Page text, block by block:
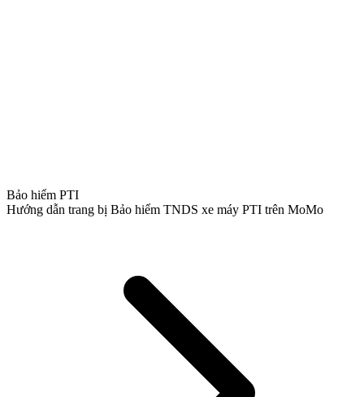
Bảo hiểm PTI
Hướng dẫn trang bị Bảo hiểm TNDS xe máy PTI trên MoMo